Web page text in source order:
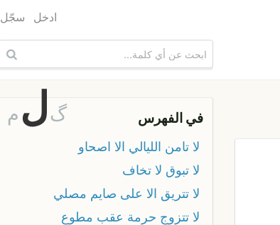
ادخل سجّل
في الفهرس گل م
لا تامن الليالي الا اصحاو
لا تبوق لا تخاف
لا تتريق الا على صايم مصلي
لا تتزوج حرمة عقب مطوع